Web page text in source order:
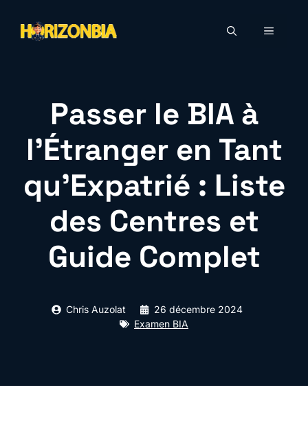
contenu
MENU
Passer le BIA à
l’Étranger en Tant
qu’Expatrié : Liste
des Centres et
Guide Complet
Chris Auzolat
26 décembre 2024
Examen BIA